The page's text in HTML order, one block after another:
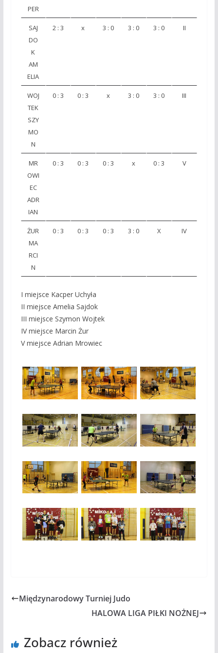
PER
SAJ
DO
K
AM
ELIA
2 : 3 x 3 : 0 3 : 0 3 : 0 II
WOJ
TEK
SZY
MO
N
0 : 3 0 : 3 x 3 : 0 3 : 0 III
MR
OWI
EC
ADR
IAN
0 : 3 0 : 3 0 : 3 x 0 : 3 V
ŻUR
MA
RCI
N
0 : 3 0 : 3 0 : 3 3 : 0 X IV
I miejsce Kacper Uchyła
II miejsce Amelia Sajdok
III miejsce Szymon Wojtek
IV miejsce Marcin Żur
V miejsce Adrian Mrowiec
Międzynarodowy Turniej Judo
HALOWA LIGA PIŁKI NOŻNEJ
Zobacz również